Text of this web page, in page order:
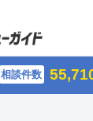
相談件数